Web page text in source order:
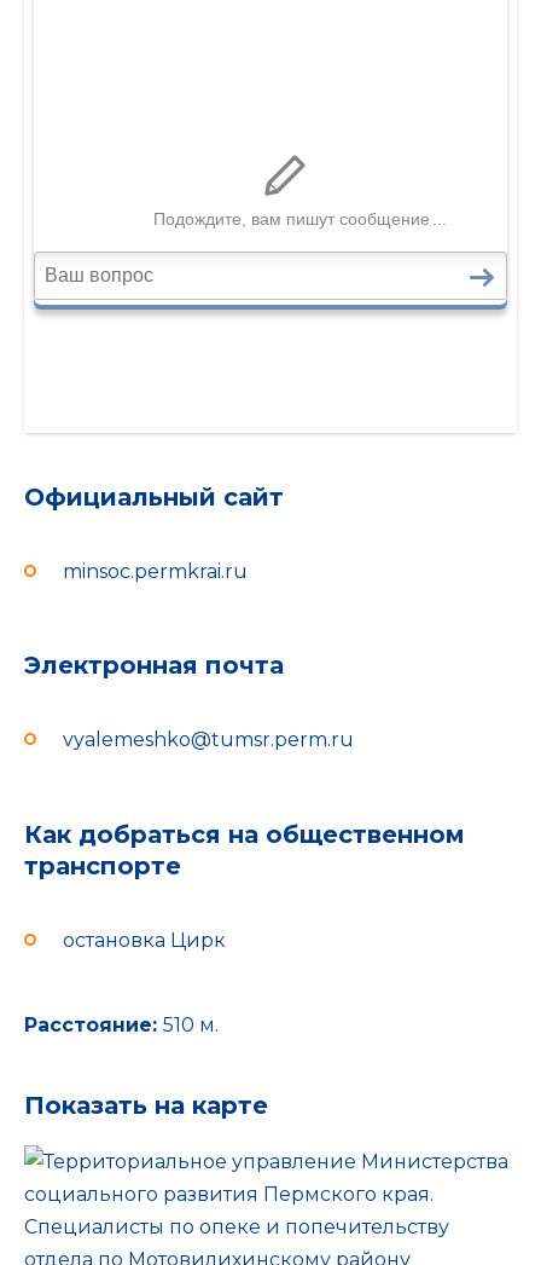
Официальный сайт
minsoc.permkrai.ru
Электронная почта
vyalemeshko@tumsr.perm.ru
Как добраться на общественном
транспорте
остановка Цирк
Расстояние: 510 м.
Показать на карте